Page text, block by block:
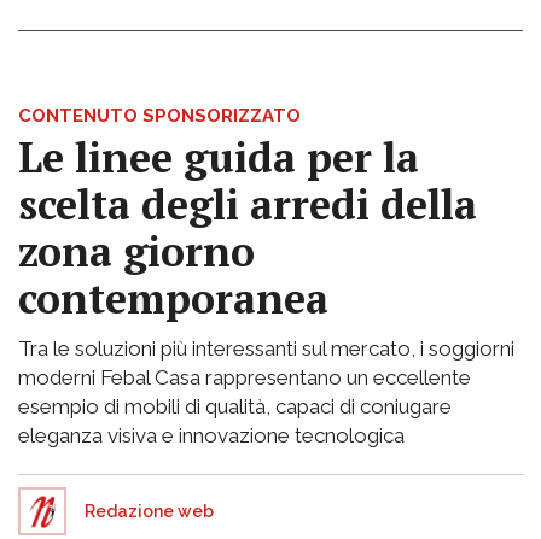
CONTENUTO SPONSORIZZATO
Le linee guida per la
scelta degli arredi della
zona giorno
contemporanea
Tra le soluzioni più interessanti sul mercato, i soggiorni
moderni Febal Casa rappresentano un eccellente
esempio di mobili di qualità, capaci di coniugare
eleganza visiva e innovazione tecnologica
Redazione web